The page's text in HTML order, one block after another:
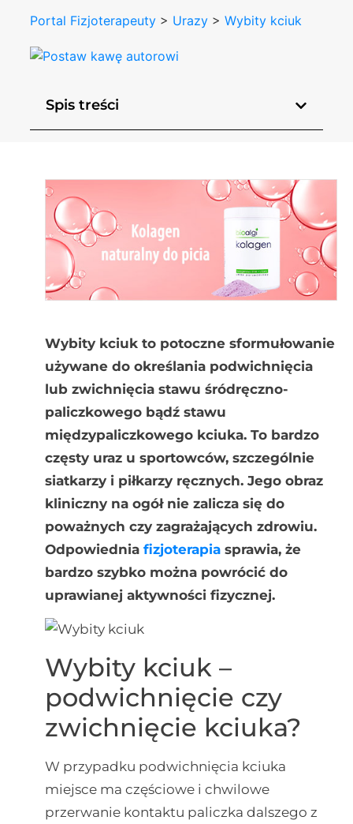
Portal Fizjoterapeuty > Urazy >Wybity kciuk
Spis treści
Wybity kciuk to potoczne sformułowanie
używane do określania podwichnięcia
lub zwichnięcia stawu śródręczno-
paliczkowego bądź stawu
międzypaliczkowego kciuka. To bardzo
częsty uraz u sportowców, szczególnie
siatkarzy i piłkarzy ręcznych. Jego obraz
kliniczny na ogół nie zalicza się do
poważnych czy zagrażających zdrowiu.
Odpowiednia fizjoterapiasprawia, że
bardzo szybko można powrócić do
uprawianej aktywności fizycznej.
Wybity kciuk –
podwichnięcie czy
zwichnięcie kciuka?
W przypadku podwichnięcia kciuka
miejsce ma częściowe i chwilowe
przerwanie kontaktu paliczka dalszego z